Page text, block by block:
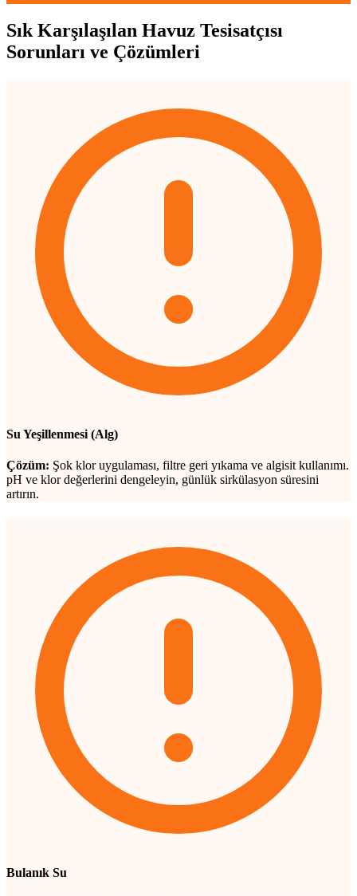
Sık Karşılaşılan Havuz Tesisatçısı
Sorunları ve Çözümleri
Su Yeşillenmesi (Alg)
Çözüm: Şok klor uygulaması, filtre geri yıkama ve algisit kullanımı.
pH ve klor değerlerini dengeleyin, günlük sirkülasyon süresini
artırın.
Bulanık Su